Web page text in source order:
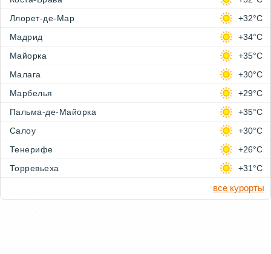
Ллорет-де-Мар
+32°C
Мадрид
+34°C
Майорка
+35°C
Малага
+30°C
Марбелья
+29°C
Пальма-де-Майорка
+35°C
Салоу
+30°C
Тенерифе
+26°C
Торревьеха
+31°C
все курорты